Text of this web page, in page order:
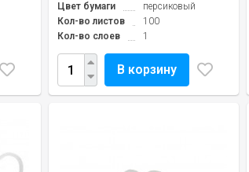
Цвет бумаги
персиковый
Кол-во листов
100
Кол-во слоев
1
В корзину